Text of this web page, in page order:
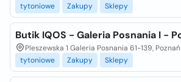
tytoniowe
Zakupy Sklepy
Butik IQOS - Galeria Posnania I -
Pleszewska 1 Galeria Posnania 61-139, Poznań
tytoniowe
Zakupy Sklepy